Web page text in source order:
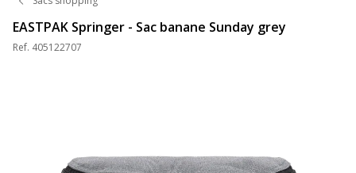
EASTPAK Springer - Sac banane Sunday grey
Ref. 405122707